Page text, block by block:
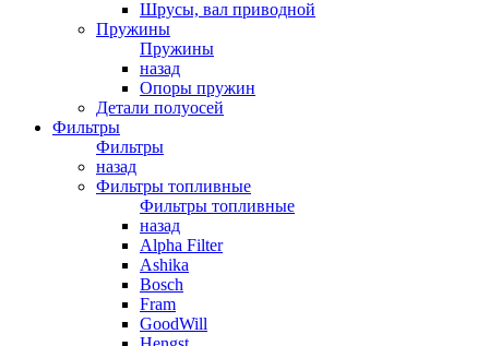
Шрусы, вал приводной
Пружины
Пружины
назад
Опоры пружин
Детали полуосей
Фильтры
Фильтры
назад
Фильтры топливные
Фильтры топливные
назад
Alpha Filter
Ashika
Bosch
Fram
GoodWill